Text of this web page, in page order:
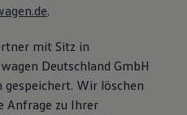
.
mit Sitz in
Deutschland GmbH
gespeichert. Wir löschen
Anfrage zu Ihrer